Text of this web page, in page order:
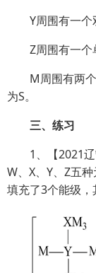
Y周围有一个
Z周围有一个
M周围有两
为S。
三、练习
1、【2021
W、X、Y、Z五
填充了3个能级